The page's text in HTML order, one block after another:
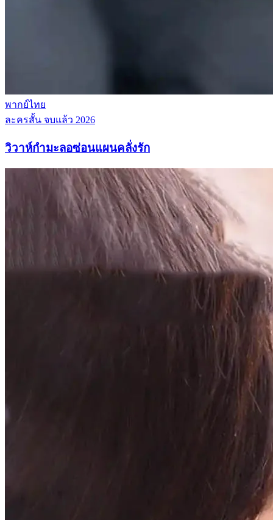
พากย์ไทย
ละครสั้น จบแล้ว 2026
วิวาห์กำมะลอซ่อนแผนคลั่งรัก